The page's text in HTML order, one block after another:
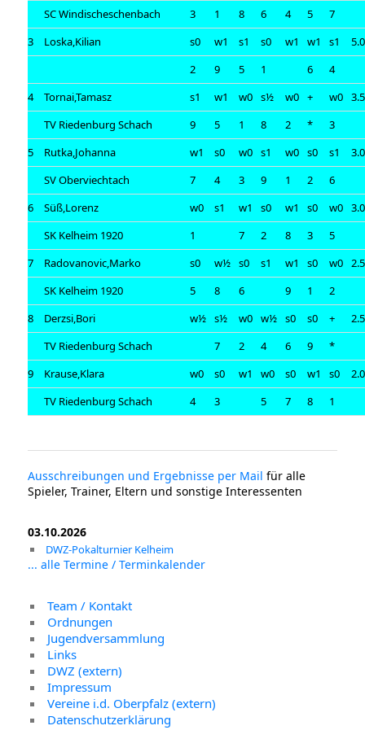
SC Windischeschenbach
3 1 8 6 4 5
7
3
Loska,Kilian s0 w1 s1 s0 w1 w1 s1
5.0
2
9 5 1 6
4
4
Tornai,Tamasz s1 w1 w0 s½ w0 + w0 3.5
TV Riedenburg Schach
9 5 1 8 2 *
3
5
Rutka,Johanna w1 s0 w0 s1 w0 s0 s1
3.0
SV Oberviechtach
7 4 3 9 1 2
6
6
Süß,Lorenz w0 s1 w1 s0 w1 s0 w0 3.0
SK Kelheim 1920
1 7 2 8 3
5
7
Radovanovic,Marko s0 w½ s0 s1 w1 s0 w0 2.5
SK Kelheim 1920
5 8 6 9 1
2
8
Derzsi,Bori w½ s½ w0 w½ s0 s0 +
2.5
TV Riedenburg Schach
7 2 4 6 9
*
9
Krause,Klara w0 s0 w1 w0 s0 w1 s0
2.0
TV Riedenburg Schach
4 3 5 7 8 1
Ausschreibungen und Ergebnisse per Mail für alle
Spieler, Trainer, Eltern und sonstige Interessenten
03.10.2026
DWZ-Pokalturnier Kelheim
... alle Termine / Terminkalender
Team / Kontakt
Ordnungen
Jugendversammlung
Links
DWZ (extern)
Impressum
Vereine i.d. Oberpfalz (extern)
Datenschutzerklärung